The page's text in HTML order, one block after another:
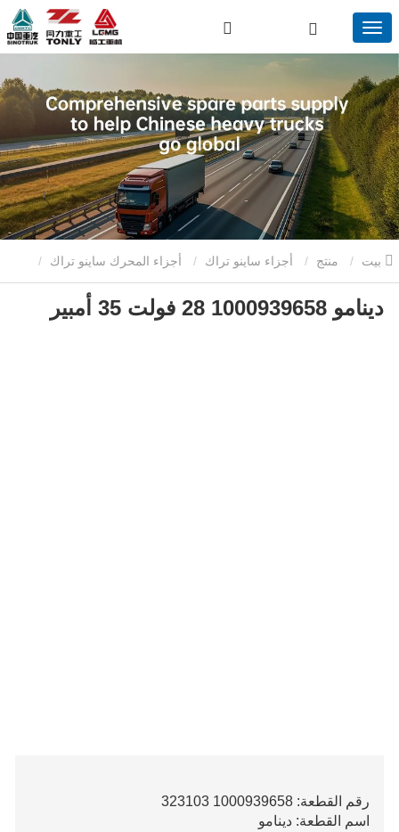
منتج أجزاء ساينو تراك أجزاء المحرك ساينو تراك
دينامو 1000939658 28 فولت 35 أمبير
دينامو 1000939658 28 فولت 35 أمبير
رقم القطعة: 1000939658 323103
اسم القطعة: دينامو